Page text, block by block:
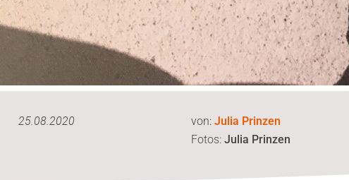
25.08.2020 von:Julia Prinzen
Fotos:Julia Prinzen